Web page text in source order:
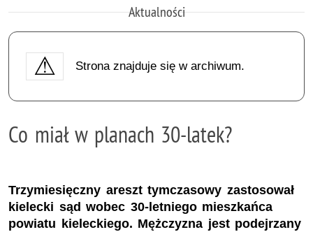
Aktualności
Strona znajduje się w archiwum.
Co miał w planach 30-latek?
Trzymiesięczny areszt tymczasowy zastosował
kielecki sąd wobec 30-letniego mieszkańca
powiatu kieleckiego. Mężczyzna jest podejrzany